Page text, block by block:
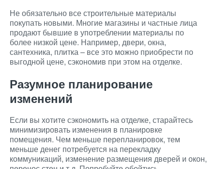
Не обязательно все строительные материалы
покупать новыми. Многие магазины и частные лица
продают бывшие в употреблении материалы по
более низкой цене. Например, двери, окна,
сантехника, плитка – все это можно приобрести по
выгодной цене, сэкономив при этом на отделке.
Разумное планирование
изменений
Если вы хотите сэкономить на отделке, старайтесь
минимизировать изменения в планировке
помещения. Чем меньше перепланировок, тем
меньше денег потребуется на перекладку
коммуникаций, изменение размещения дверей и окон,